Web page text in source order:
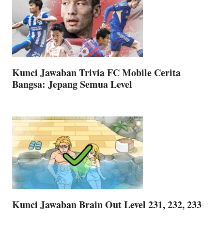
Kunci Jawaban Trivia FC Mobile Cerita
Bangsa: Jepang Semua Level
Kunci Jawaban Brain Out Level 231, 232, 233